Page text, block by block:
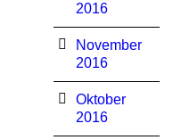
2016
November
2016
Oktober
2016